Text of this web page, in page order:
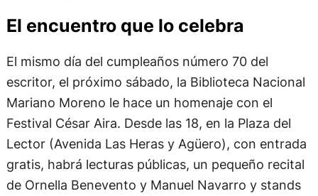
El encuentro que lo celebra
El mismo día del cumpleaños número 70 del
escritor, el próximo sábado, la Biblioteca Nacional
Mariano Moreno le hace un homenaje con el
Festival César Aira. Desde las 18, en la Plaza del
Lector (Avenida Las Heras y Agüero), con entrada
gratis, habrá lecturas públicas, un pequeño recital
de Ornella Benevento y Manuel Navarro y stands